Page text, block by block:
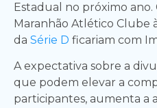
Estadual no próximo ano.
Maranhão Atlético Clube
da Série D ficariam com
A expectativa sobre a
que podem elevar a
participantes, aumenta a